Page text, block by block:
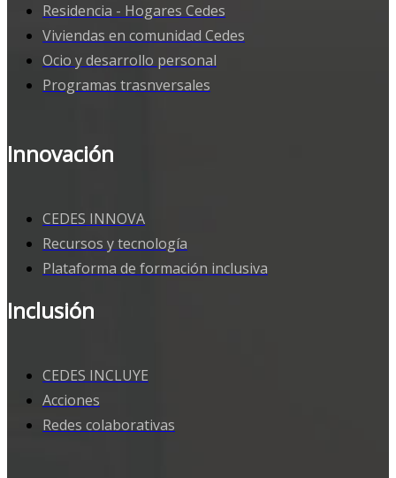
Residencia - Hogares Cedes
Viviendas en comunidad Cedes
Ocio y desarrollo personal
Programas trasnversales
Innovación
CEDES INNOVA
Recursos y tecnología
Plataforma de formación inclusiva
Inclusión
CEDES INCLUYE
Acciones
Redes colaborativas